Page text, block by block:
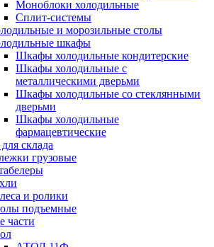
Моноблоки холодильные
Сплит-системы
и морозильные столы
шкафы
Шкафы холодильные кондитерские
Шкафы холодильные с
металлическими дверьми
Шкафы холодильные со стеклянными
дверьми
Шкафы холодильные
фармацевтические
склада
грузовые
и ролики
подъемные
части